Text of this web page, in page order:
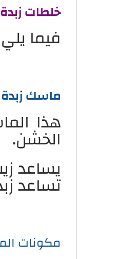
خلطات
فيما
ماسك زبدة
هذا
الخشن.
يساعد
تساعد
مكونات